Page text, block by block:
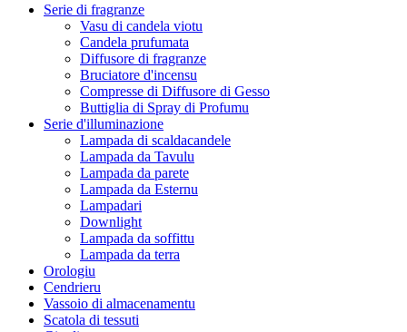
Serie di fragranze
Vasu di candela viotu
Candela prufumata
Diffusore di fragranze
Bruciatore d'incensu
Compresse di Diffusore di Gesso
Buttiglia di Spray di Profumu
Serie d'illuminazione
Lampada di scaldacandele
Lampada da Tavulu
Lampada da parete
Lampada da Esternu
Lampadari
Downlight
Lampada da soffittu
Lampada da terra
Orologiu
Cendrieru
Vassoio di almacenamentu
Scatola di tessuti